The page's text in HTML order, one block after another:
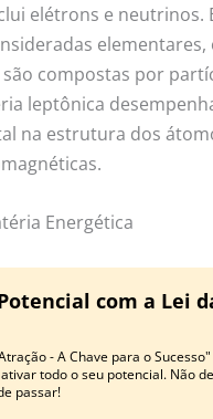
elétrons e neutrinos.
elementares,
compostas por
leptônica
na estrutura dos
Energética
com a Lei
- A Chave para o Sucesso"
todo o seu potencial. Não
passar!